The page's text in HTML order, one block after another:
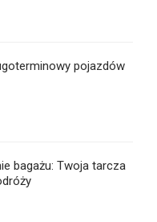
pojazdów
bagażu: Twoja tarcza